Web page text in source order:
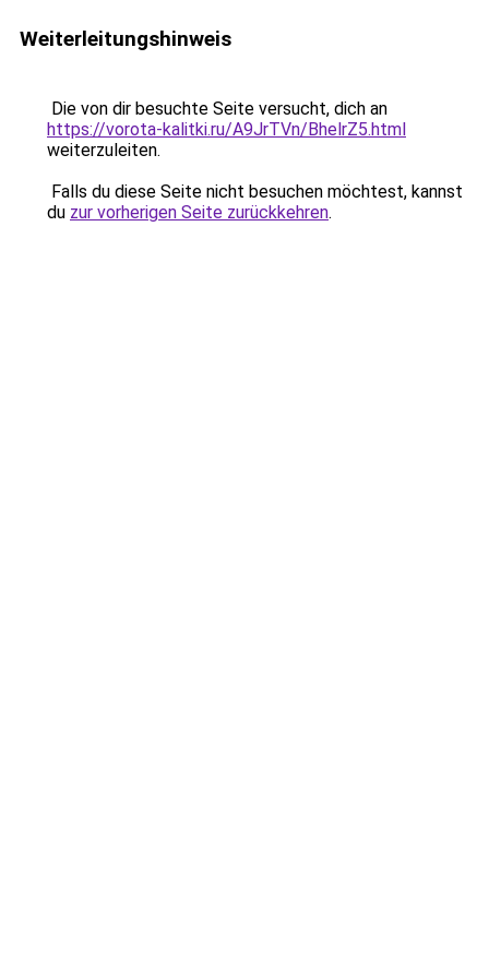
Weiterleitungshinweis
Die von dir besuchte Seite versucht, dich an
https://vorota-kalitki.ru/A9JrTVn/BhelrZ5.html
weiterzuleiten.
Falls du diese Seite nicht besuchen möchtest, kannst
du zur vorherigen Seite zurückkehren.